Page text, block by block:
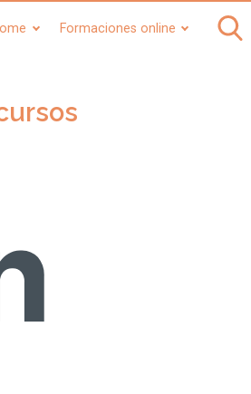
Formaciones online